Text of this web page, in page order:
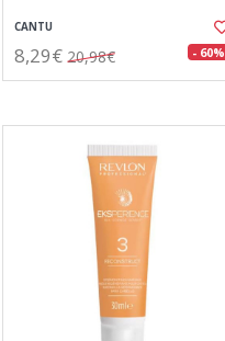
CANTU
8,29€ 20,98€ - 60%